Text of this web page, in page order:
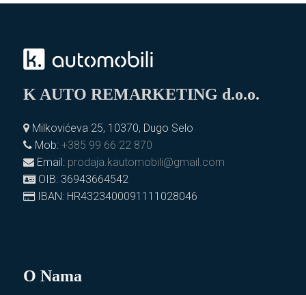
K AUTO REMARKETING d.o.o.
Milkovićeva 25, 10370, Dugo Selo
Mob: +385 99 66 22 870
Email: prodaja.kautomobili@gmail.com
OIB: 36943664542
IBAN: HR4323400091111028046
O Nama